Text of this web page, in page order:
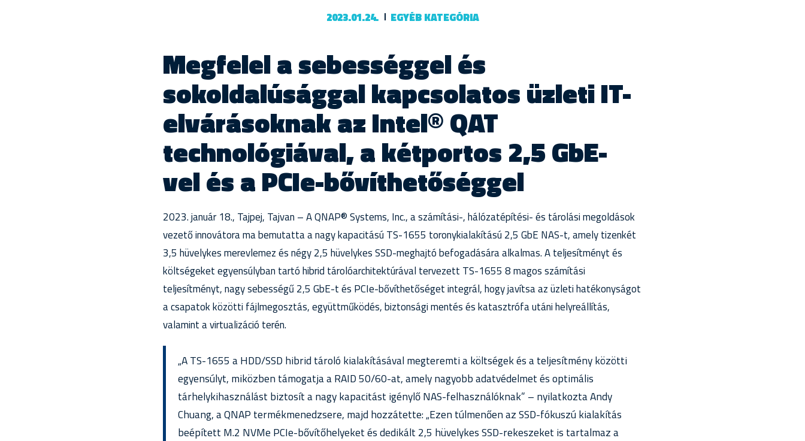
2023.01.24. EGYÉB KATEGÓRIA
Megfelel a sebességgel és
sokoldalúsággal kapcsolatos üzleti IT-
elvárásoknak az Intel® QAT
technológiával, a kétportos 2,5 GbE-
vel és a PCIe-bővíthetőséggel
2023. január 18., Tajpej, Tajvan – A QNAP® Systems, Inc., a számítási-, hálózatépítési- és tárolási megoldások
vezető innovátora ma bemutatta a nagy kapacitású TS-1655 toronykialakítású 2,5 GbE NAS-t, amely tizenkét
3,5 hüvelykes merevlemez és négy 2,5 hüvelykes SSD-meghajtó befogadására alkalmas. A teljesítményt és
költségeket egyensúlyban tartó hibrid tárolóarchitektúrával tervezett TS-1655 8 magos számítási
teljesítményt, nagy sebességű 2,5 GbE-t és PCIe-bővíthetőséget integrál, hogy javítsa az üzleti hatékonyságot
a csapatok közötti fájlmegosztás, együttműködés, biztonsági mentés és katasztrófa utáni helyreállítás,
valamint a virtualizáció terén.
„A TS-1655 a HDD/SSD hibrid tároló kialakításával megteremti a költségek és a teljesítmény közötti
egyensúlyt, miközben támogatja a RAID 50/60-at, amely nagyobb adatvédelmet és optimális
tárhelykihasználást biztosít a nagy kapacitást igénylő NAS-felhasználóknak” – nyilatkozta Andy
Chuang, a QNAP termékmenedzsere, majd hozzátette: „Ezen túlmenően az SSD-fókuszú kialakítás
beépített M.2 NVMe PCIe-bővítőhelyeket és dedikált 2,5 hüvelykes SSD-rekeszeket is tartalmaz a